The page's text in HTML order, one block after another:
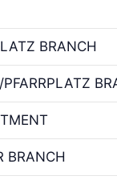
BRANCH
BRANCH